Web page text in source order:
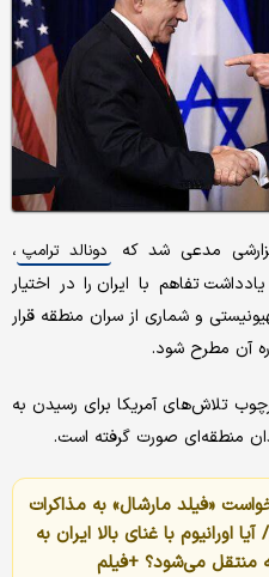
مدعی شد که دونالد ترامپ ،
تفاهم با ایران را در اختیار
و شماری از سران منطقه قرار
آن مطرح شود.
تلاش‌های آمریکا برای رسیدن به
منطقه‌ای صورت گرفته است.
«فیلد مارشال» به مذاکرات
اورانیوم با غنای بالا ایران به
منتقل می‌شود؟ +فیلم